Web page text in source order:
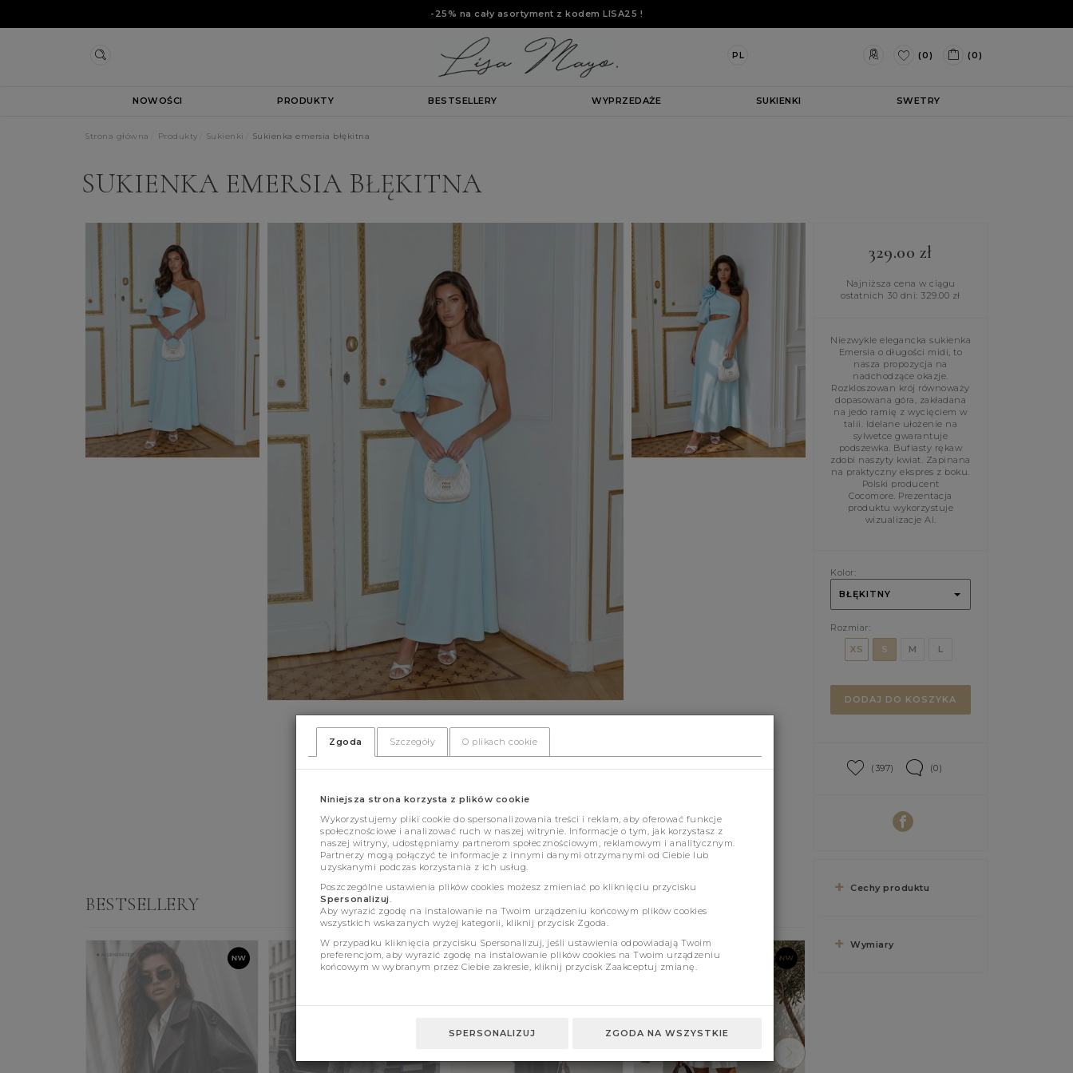
-25% na cały asortyment z kodem LISA25 !
PL (0) (0)
NOWOŚCI PRODUKTY BESTSELLERY WYPRZEDAŻE SUKIENKI SWETRY
Strona główna Produkty Sukienki Sukienka emersia błękitna
SUKIENKA EMERSIA BŁĘKITNA
329.00 zł
Najniższa cena w ciągu
ostatnich 30 dni: 329.00 zł
Niezwykle elegancka sukienka
Emersia o długości midi, to
nasza propozycja na
nadchodzące okazje.
Rozkloszowan krój równoważy
dopasowana góra, zakładana
na jedo ramię z wycięciem w
talii. Idelane ułożenie na
sylwetce gwarantuje
podszewka. Bufiasty rękaw
zdobi naszyty kwiat. Zapinana
na praktyczny ekspres z boku.
Polski producent
Cocomore. Prezentacja
produktu wykorzystuje
wizualizacje AI.
Kolor:
BŁĘKITNY
Rozmiar:
XS
S M L
DODAJ DO KOSZYKA
(397) (0)
Cechy produktu
Wymiary
BESTSELLERY
Zgoda Szczegóły O plikach cookie
Niniejsza strona korzysta z plików cookie
Wykorzystujemy pliki cookie do spersonalizowania treści i reklam, aby oferować funkcje
społecznościowe i analizować ruch w naszej witrynie. Informacje o tym, jak korzystasz z
naszej witryny, udostępniamy partnerom społecznościowym, reklamowym i analitycznym.
Partnerzy mogą połączyć te informacje z innymi danymi otrzymanymi od Ciebie lub
uzyskanymi podczas korzystania z ich usług.
Poszczególne ustawienia plików cookies możesz zmieniać po kliknięciu przycisku
Spersonalizuj.
Aby wyrazić zgodę na instalowanie na Twoim urządzeniu końcowym plików cookies
wszystkich wskazanych wyżej kategorii, kliknij przycisk Zgoda.
W przypadku kliknięcia przycisku Spersonalizuj, jeśli ustawienia odpowiadają Twoim
preferencjom, aby wyrazić zgodę na instalowanie plików cookies na Twoim urządzeniu
końcowym w wybranym przez Ciebie zakresie, kliknij przycisk Zaakceptuj zmianę.
SPERSONALIZUJ ZGODA NA WSZYSTKIE